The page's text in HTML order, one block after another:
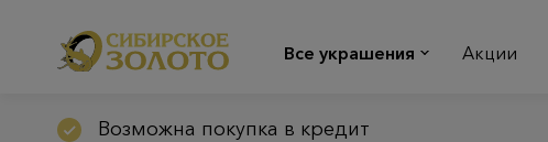
Все украшения Акции
Возможна покупка в кредит